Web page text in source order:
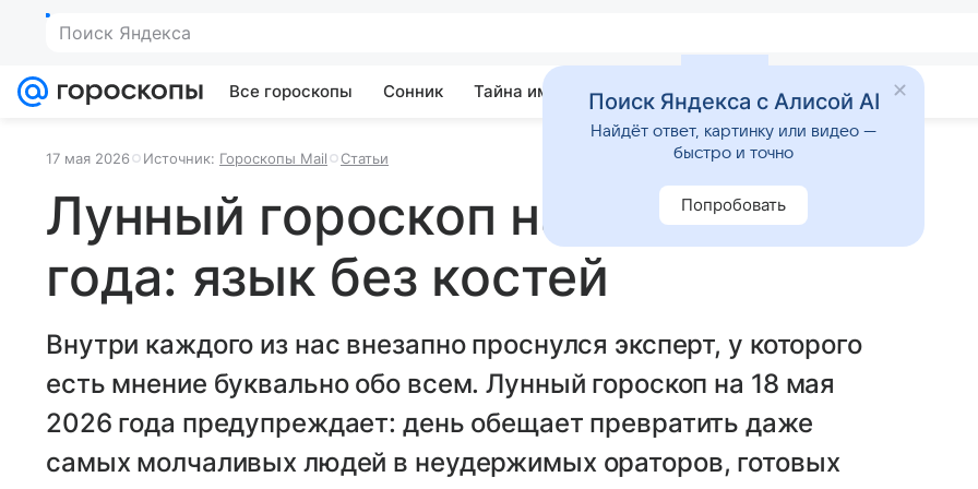
Поиск Яндекса
Все гороскопы Сонник Тайна имени Гадания Приметы
17 мая 2026 Источник: Гороскопы Mail Статьи
Лунный гороскоп на 18 мая 2026
года: язык без костей
Внутри каждого из нас внезапно проснулся эксперт, у которого
есть мнение буквально обо всем. Лунный гороскоп на 18 мая
2026 года предупреждает: день обещает превратить даже
самых молчаливых людей в неудержимых ораторов, готовых
Поиск Яндекса с Алисой AI
Найдёт ответ, картинку или видео —
быстро и точно
Попробовать